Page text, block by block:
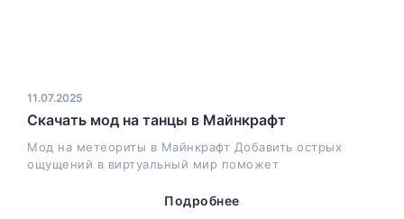
Скачать мод на танцы в Майнкрафт
Мод на метеориты в Майнкрафт Добавить острых
ощущений в виртуальный мир поможет
Подробнее
11.07.2025